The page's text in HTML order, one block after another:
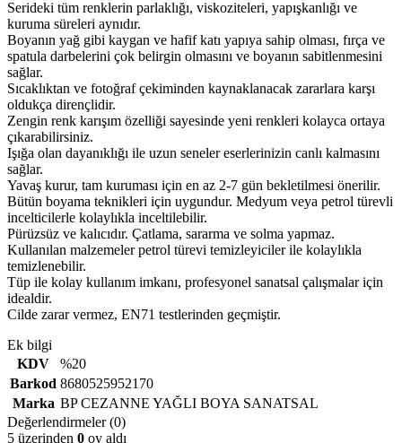
Serideki tüm renklerin parlaklığı, viskoziteleri, yapışkanlığı ve
kuruma süreleri aynıdır.
Boyanın yağ gibi kaygan ve hafif katı yapıya sahip olması, fırça ve
spatula darbelerini çok belirgin olmasını ve boyanın sabitlenmesini
sağlar.
Sıcaklıktan ve fotoğraf çekiminden kaynaklanacak zararlara karşı
oldukça dirençlidir.
Zengin renk karışım özelliği sayesinde yeni renkleri kolayca ortaya
çıkarabilirsiniz.
Işığa olan dayanıklığı ile uzun seneler eserlerinizin canlı kalmasını
sağlar.
Yavaş kurur, tam kuruması için en az 2-7 gün bekletilmesi önerilir.
Bütün boyama teknikleri için uygundur. Medyum veya petrol türevli
incelticilerle kolaylıkla inceltilebilir.
Pürüzsüz ve kalıcıdır. Çatlama, sararma ve solma yapmaz.
Kullanılan malzemeler petrol türevi temizleyiciler ile kolaylıkla
temizlenebilir.
Tüp ile kolay kullanım imkanı, profesyonel sanatsal çalışmalar için
idealdir.
Cilde zarar vermez, EN71 testlerinden geçmiştir.
Ek bilgi
KDV
%20
Barkod 8680525952170
Marka BP CEZANNE YAĞLI BOYA SANATSAL
Değerlendirmeler (0)
5 üzerinden 0 oy aldı